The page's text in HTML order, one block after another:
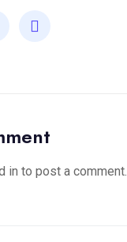
in to post a comment.